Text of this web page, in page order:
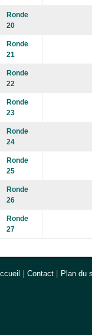
Ronde
20
Ronde
21
Ronde
22
Ronde
23
Ronde
24
Ronde
25
Ronde
26
Ronde
27
Contact Plan du